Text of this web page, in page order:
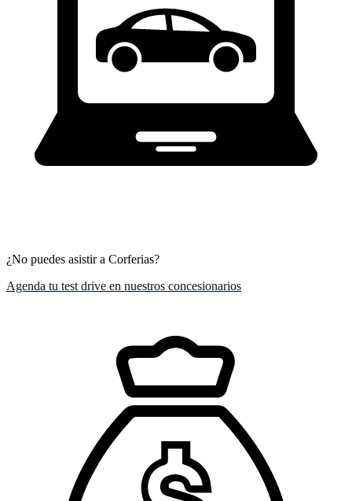
¿No puedes asistir a Corferias?
Agenda tu test drive en nuestros concesionarios